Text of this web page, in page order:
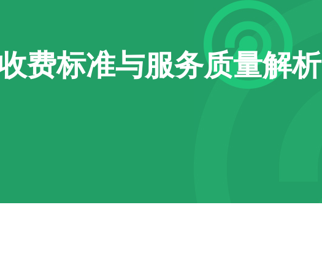
费标准与服务质量解析